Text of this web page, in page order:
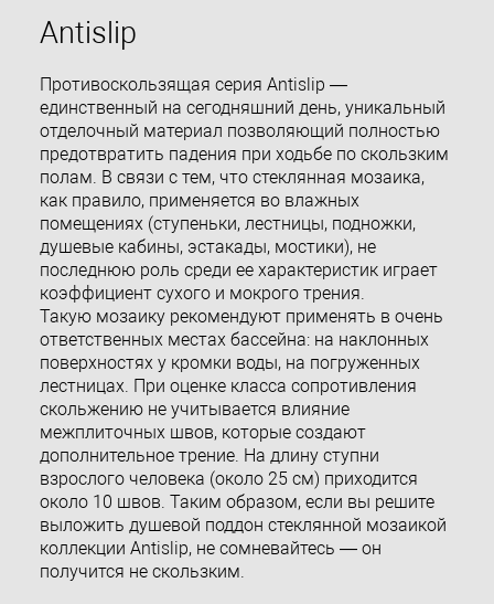
Antislip
Противоскользящая серия Antislip —
единственный на сегодняшний день, уникальный
отделочный материал позволяющий полностью
предотвратить падения при ходьбе по скользким
полам. В связи с тем, что стеклянная мозаика,
как правило, применяется во влажных
помещениях (ступеньки, лестницы, подножки,
душевые кабины, эстакады, мостики), не
последнюю роль среди ее характеристик играет
коэффициент сухого и мокрого трения.
Такую мозаику рекомендуют применять в очень
ответственных местах бассейна: на наклонных
поверхностях у кромки воды, на погруженных
лестницах. При оценке класса сопротивления
скольжению не учитывается влияние
межплиточных швов, которые создают
дополнительное трение. На длину ступни
взрослого человека (около 25 см) приходится
около 10 швов. Таким образом, если вы решите
выложить душевой поддон стеклянной мозаикой
коллекции Antislip, не сомневайтесь — он
получится не скользким.